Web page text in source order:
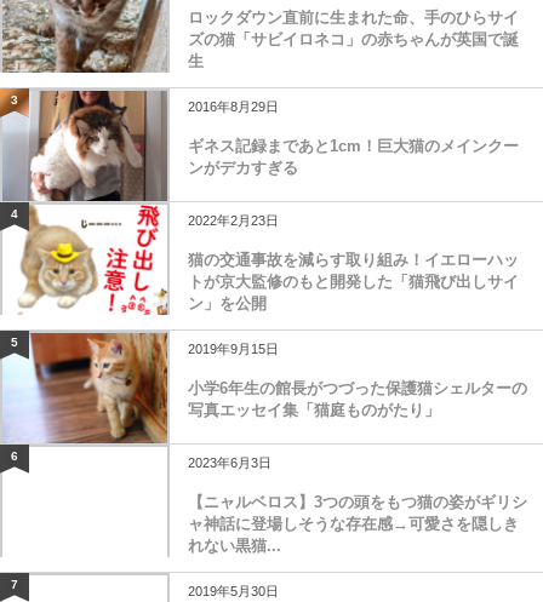
ロックダウン直前に生まれた命、手のひらサイ
ズの猫「サビイロネコ」の赤ちゃんが英国で誕
生
3 2016年8月29日
ギネス記録まであと1cm！巨大猫のメインクー
ンがデカすぎる
4 2022年2月23日
猫の交通事故を減らす取り組み！イエローハッ
トが京大監修のもと開発した「猫飛び出しサイ
ン」を公開
5 2019年9月15日
小学6年生の館長がつづった保護猫シェルターの
写真エッセイ集「猫庭ものがたり」
6 2023年6月3日
【ニャルベロス】3つの頭をもつ猫の姿がギリシ
ャ神話に登場しそうな存在感→可愛さを隠しき
れない黒猫...
7 2019年5月30日